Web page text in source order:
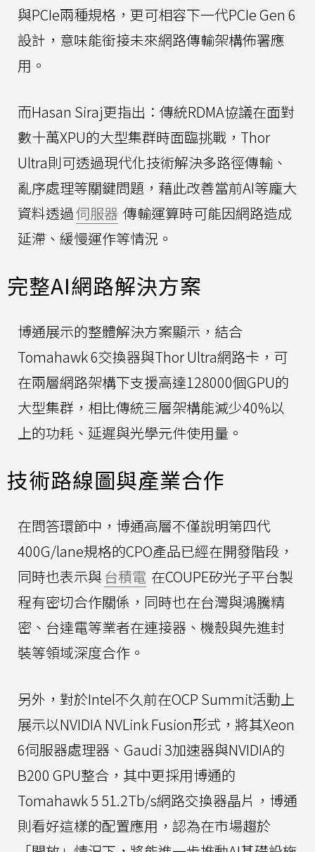
與PCIe兩種規格，更可相容下一代PCIe Gen 6
設計，意味能銜接未來網路傳輸架構佈署應
用。
而Hasan Siraj更指出：傳統RDMA協議在面對
數十萬XPU的大型集群時面臨挑戰，Thor
Ultra則可透過現代化技術解決多路徑傳輸、
亂序處理等關鍵問題，藉此改善當前AI等龐大
資料透過伺服器 傳輸運算時可能因網路造成
延滯、緩慢運作等情況。
完整AI網路解決方案
博通展示的整體解決方案顯示，結合
Tomahawk 6交換器與Thor Ultra網路卡，可
在兩層網路架構下支援高達128000個GPU的
大型集群，相比傳統三層架構能減少40%以
上的功耗、延遲與光學元件使用量。
技術路線圖與產業合作
在問答環節中，博通高層不僅說明第四代
400G/lane規格的CPO產品已經在開發階段，
同時也表示與 台積電 在COUPE矽光子平台製
程有密切合作關係，同時也在台灣與鴻騰精
密、台達電等業者在連接器、機殼與先進封
裝等領域深度合作。
另外，對於Intel不久前在OCP Summit活動上
展示以NVIDIA NVLink Fusion形式，將其Xeon
6伺服器處理器、Gaudi 3加速器與NVIDIA的
B200 GPU整合，其中更採用博通的
Tomahawk 5 51.2Tb/s網路交換器晶片，博通
則看好這樣的配置應用，認為在市場趨於